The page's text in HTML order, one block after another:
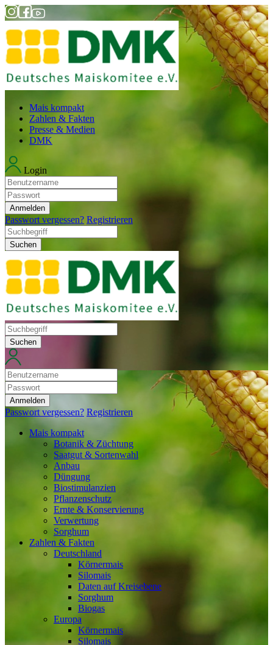
Mais kompakt
Zahlen & Fakten
Presse & Medien
DMK
Login
Anmelden
Passwort vergessen? Registrieren
Suchen
Suchen
Anmelden
Passwort vergessen? Registrieren
Mais kompakt
Botanik & Züchtung
Saatgut & Sortenwahl
Anbau
Düngung
Biostimulanzien
Pflanzenschutz
Ernte & Konservierung
Verwertung
Sorghum
Zahlen & Fakten
Deutschland
Körnermais
Silomais
Daten auf Kreisebene
Sorghum
Biogas
Europa
Körnermais
Silomais